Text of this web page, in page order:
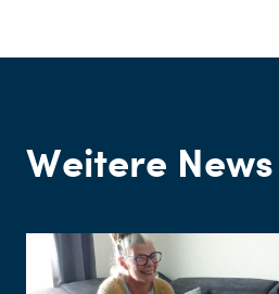
Weitere News